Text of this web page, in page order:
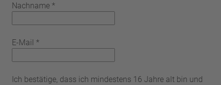
Nachname *
E-Mail *
Ich bestätige, dass ich mindestens 16 Jahre alt bin und